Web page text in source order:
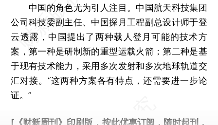
中国的角色尤为引人注目。中国航天科技集团
公司科技委副主任、中国探月工程副总设计师于登
云透露，中国提出了两种载人登月可能的技术方
案，第一种是研制新的重型运载火箭；第二种是基
于现有技术能力，采用多次发射和多次地球轨道交
汇对接。“这两种方案各有特点，还需要进一步论
证。”
[《财新周刊》印刷版， 按此优惠订阅 ，随时起刊，